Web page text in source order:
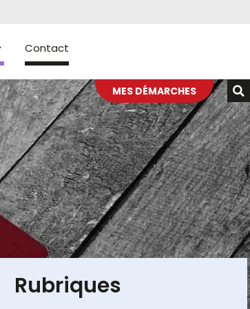
Contact
MES DÉMARCHES
Rubriques